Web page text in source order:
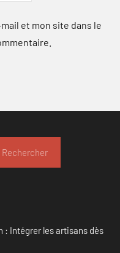
et mon site dans le
Rechercher
: Intégrer les artisans dès